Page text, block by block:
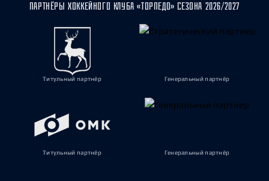
ПАРТНЁРЫ ХОККЕЙНОГО КЛУБА «ТОРПЕДО» СЕЗОНА 2026/2027
Титульный партнёр Генеральный партнёр
Титульный партнёр Генеральный партнёр